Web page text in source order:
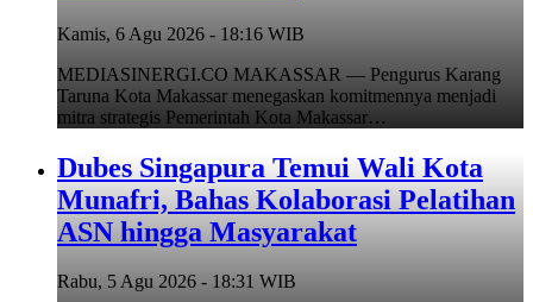
Kamis, 6 Agu 2026 - 18:16 WIB
MEDIASINERGI.CO MAKASSAR — Pengurus Karang
Taruna Kota Makassar menegaskan komitmennya menjadi
mitra strategis Pemerintah Kota Makassar…
Dubes Singapura Temui Wali Kota
Munafri, Bahas Kolaborasi Pelatihan
ASN hingga Masyarakat
Rabu, 5 Agu 2026 - 18:31 WIB